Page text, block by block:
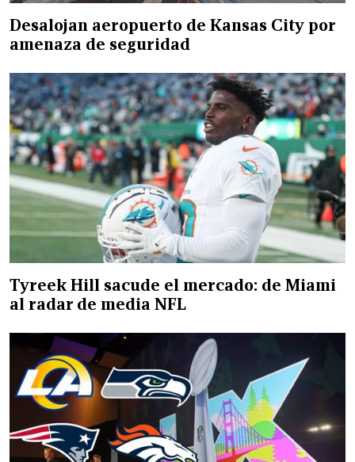
Desalojan aeropuerto de Kansas City por
amenaza de seguridad
Tyreek Hill sacude el mercado: de Miami
al radar de media NFL